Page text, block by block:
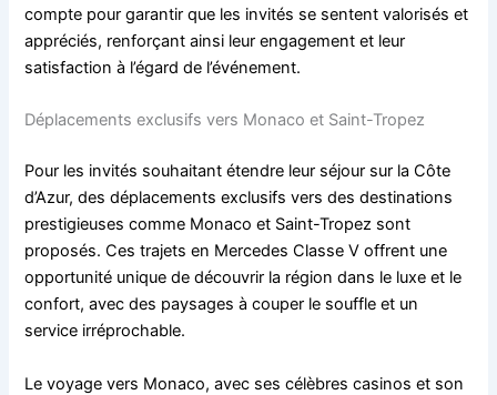
compte pour garantir que les invités se sentent valorisés et
appréciés, renforçant ainsi leur engagement et leur
satisfaction à l’égard de l’événement.
Déplacements exclusifs vers Monaco et Saint-Tropez
Pour les invités souhaitant étendre leur séjour sur la Côte
d’Azur, des déplacements exclusifs vers des destinations
prestigieuses comme Monaco et Saint-Tropez sont
proposés. Ces trajets en Mercedes Classe V offrent une
opportunité unique de découvrir la région dans le luxe et le
confort, avec des paysages à couper le souffle et un
service irréprochable.
Le voyage vers Monaco, avec ses célèbres casinos et son